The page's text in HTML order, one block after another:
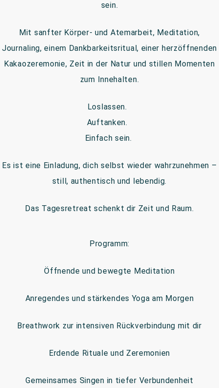
sein.
Mit sanfter Körper- und Atemarbeit, Meditation,
Journaling, einem Dankbarkeitsritual, einer herzöffnenden
Kakaozeremonie, Zeit in der Natur und stillen Momenten
zum Innehalten.
Loslassen.
Auftanken.
Einfach sein.
Es ist eine Einladung, dich selbst wieder wahrzunehmen –
still, authentisch und lebendig.
Das Tagesretreat schenkt dir Zeit und Raum.
Programm:
Öffnende und bewegte Meditation
Anregendes und stärkendes Yoga am Morgen
Breathwork zur intensiven Rückverbindung mit dir
Erdende Rituale und Zeremonien
Gemeinsames Singen in tiefer Verbundenheit